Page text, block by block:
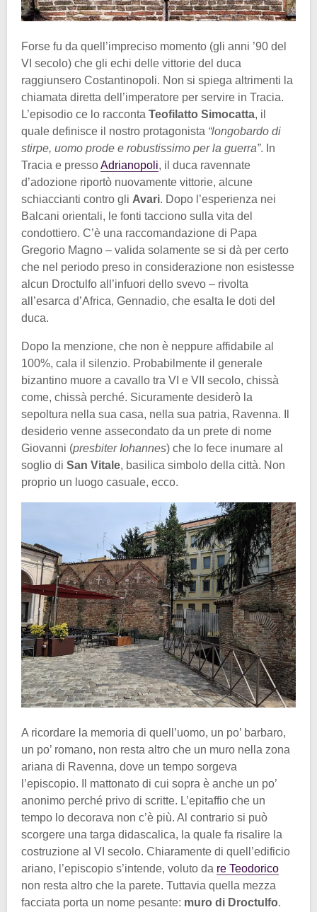
Forse fu da quell’impreciso momento (gli anni ’90 del
VI secolo) che gli echi delle vittorie del duca
raggiunsero Costantinopoli. Non si spiega altrimenti la
chiamata diretta dell’imperatore per servire in Tracia.
L’episodio ce lo racconta Teofilatto Simocatta, il
quale definisce il nostro protagonista “longobardo di
stirpe, uomo prode e robustissimo per la guerra”. In
Tracia e pressoAdrianopoli, il duca ravennate
d’adozione riportò nuovamente vittorie, alcune
schiaccianti contro gli Avari. Dopo l’esperienza nei
Balcani orientali, le fonti tacciono sulla vita del
condottiero. C’è una raccomandazione di Papa
Gregorio Magno – valida solamente se si dà per certo
che nel periodo preso in considerazione non esistesse
alcun Droctulfo all’infuori dello svevo – rivolta
all’esarca d’Africa, Gennadio, che esalta le doti del
duca.
Dopo la menzione, che non è neppure affidabile al
100%, cala il silenzio. Probabilmente il generale
bizantino muore a cavallo tra VI e VII secolo, chissà
come, chissà perché. Sicuramente desiderò la
sepoltura nella sua casa, nella sua patria, Ravenna. Il
desiderio venne assecondato da un prete di nome
Giovanni (presbiter Iohannes) che lo fece inumare al
soglio di San Vitale, basilica simbolo della città. Non
proprio un luogo casuale, ecco.
A ricordare la memoria di quell’uomo, un po’ barbaro,
un po’ romano, non resta altro che un muro nella zona
ariana di Ravenna, dove un tempo sorgeva
l’episcopio. Il mattonato di cui sopra è anche un po’
anonimo perché privo di scritte. L’epitaffio che un
tempo lo decorava non c’è più. Al contrario si può
scorgere una targa didascalica, la quale fa risalire la
costruzione al VI secolo. Chiaramente di quell’edificio
ariano, l’episcopio s’intende, voluto da re Teodorico
non resta altro che la parete. Tuttavia quella mezza
facciata porta un nome pesante: muro di Droctulfo.